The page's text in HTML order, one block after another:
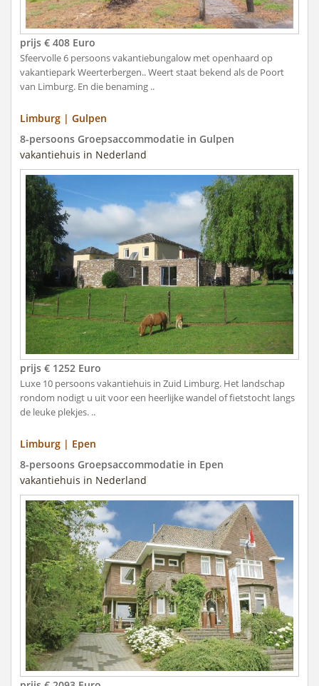
prijs € 408 Euro
Sfeervolle 6 persoons vakantiebungalow met openhaard op
vakantiepark Weerterbergen.. Weert staat bekend als de Poort
van Limburg. En die benaming ..
Limburg | Gulpen
8-persoons Groepsaccommodatie in Gulpen
vakantiehuis in Nederland
prijs € 1252 Euro
Luxe 10 persoons vakantiehuis in Zuid Limburg. Het landschap
rondom nodigt u uit voor een heerlijke wandel of fietstocht langs
de leuke plekjes. ..
Limburg | Epen
8-persoons Groepsaccommodatie in Epen
vakantiehuis in Nederland